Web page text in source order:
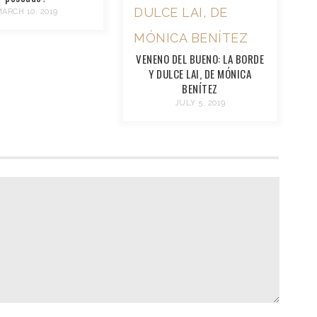
10, 2019
VENENO DEL BUENO: LA BORDE
Y DULCE LAI, DE MÓNICA
BENÍTEZ
JULY 5, 2019